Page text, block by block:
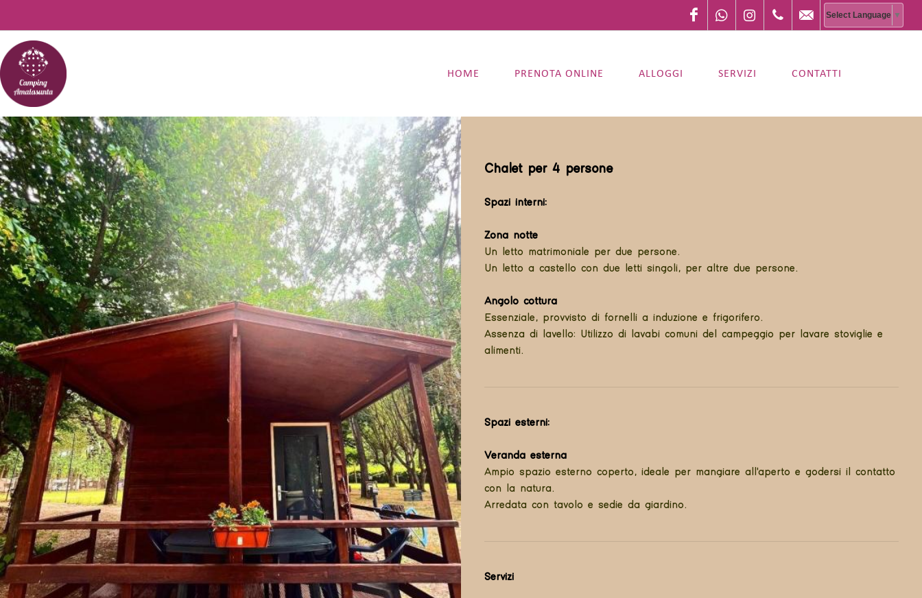
FacebookWhatsAppInstagram+393514392236Select Language ▼
HOME PRENOTA ONLINE ALLOGGI SERVIZI CONTATTI
Chalet per 4 persone
Spazi interni:
Zona notte
Un letto matrimoniale per due persone.
Un letto a castello con due letti singoli, per altre due persone.
Angolo cottura
Essenziale, provvisto di fornelli a induzione e frigorifero.
Assenza di lavello: Utilizzo di lavabi comuni del campeggio per lavare stoviglie e
alimenti.
Spazi esterni:
Veranda esterna
Ampio spazio esterno coperto, ideale per mangiare all'aperto e godersi il contatto
con la natura.
Arredata con tavolo e sedie da giardino.
Servizi